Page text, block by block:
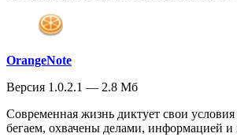
OrangeNote
Версия 1.0.2.1 — 2.8 Мб
Современная жизнь диктует свои
бегаем, охвачены делами, информацией и